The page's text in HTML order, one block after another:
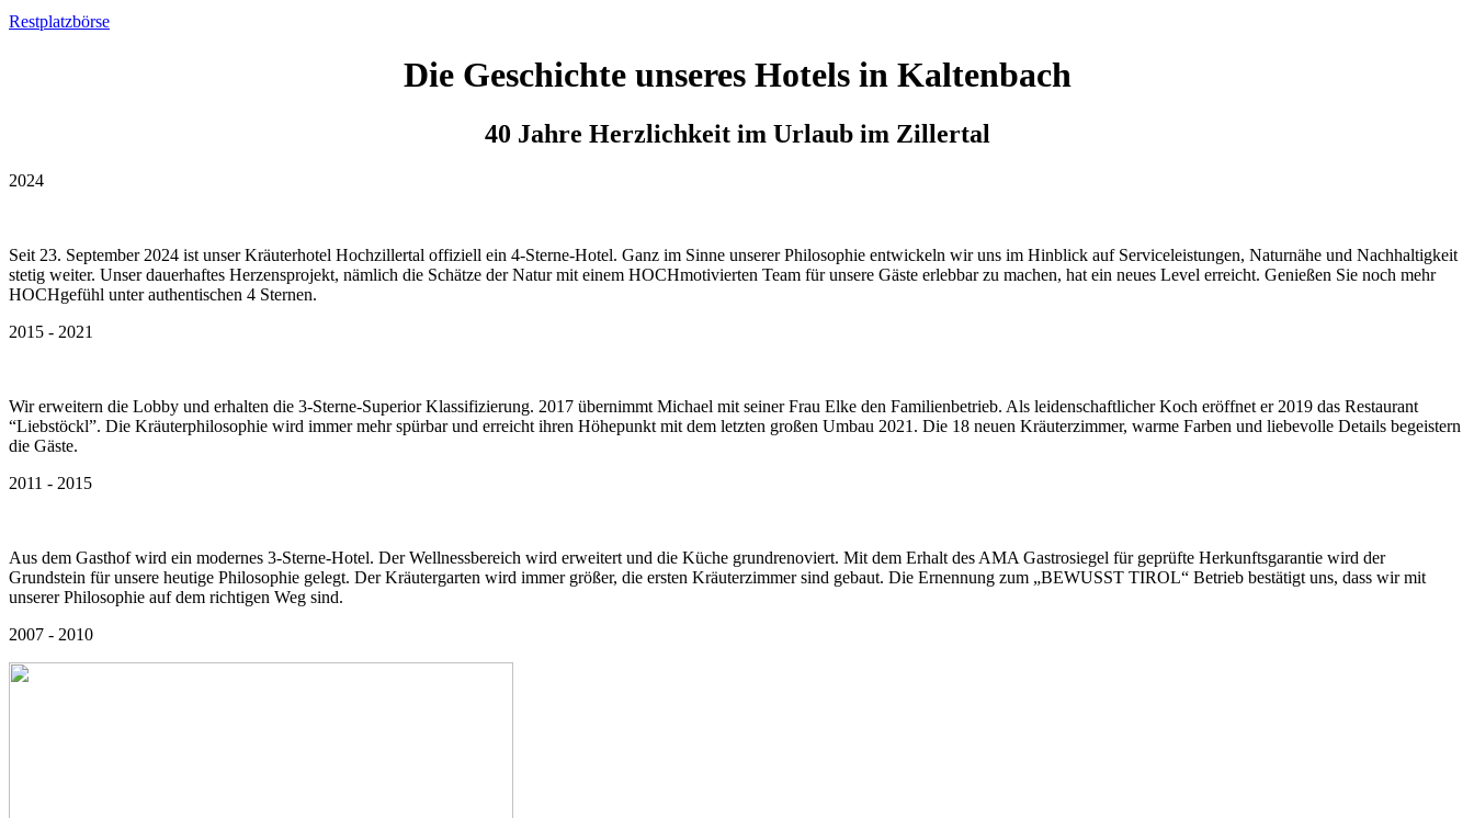
Restplatzbörse
Die Geschichte unseres Hotels in Kaltenbach
40 Jahre Herzlichkeit im Urlaub im Zillertal
2024
Seit 23. September 2024 ist unser Kräuterhotel Hochzillertal offiziell ein 4-Sterne-Hotel. Ganz im Sinne unserer Philosophie entwickeln wir uns im Hinblick auf Serviceleistungen, Naturnähe und Nachhaltigkeit
stetig weiter. Unser dauerhaftes Herzensprojekt, nämlich die Schätze der Natur mit einem HOCHmotivierten Team für unsere Gäste erlebbar zu machen, hat ein neues Level erreicht. Genießen Sie noch mehr
HOCHgefühl unter authentischen 4 Sternen.
2015 - 2021
Wir erweitern die Lobby und erhalten die 3-Sterne-Superior Klassifizierung. 2017 übernimmt Michael mit seiner Frau Elke den Familienbetrieb. Als leidenschaftlicher Koch eröffnet er 2019 das Restaurant
“Liebstöckl”. Die Kräuterphilosophie wird immer mehr spürbar und erreicht ihren Höhepunkt mit dem letzten großen Umbau 2021. Die 18 neuen Kräuterzimmer, warme Farben und liebevolle Details begeistern
die Gäste.
2011 - 2015
Aus dem Gasthof wird ein modernes 3-Sterne-Hotel. Der Wellnessbereich wird erweitert und die Küche grundrenoviert. Mit dem Erhalt des AMA Gastrosiegel für geprüfte Herkunftsgarantie wird der
Grundstein für unsere heutige Philosophie gelegt. Der Kräutergarten wird immer größer, die ersten Kräuterzimmer sind gebaut. Die Ernennung zum „BEWUSST TIROL“ Betrieb bestätigt uns, dass wir mit
unserer Philosophie auf dem richtigen Weg sind.
2007 - 2010